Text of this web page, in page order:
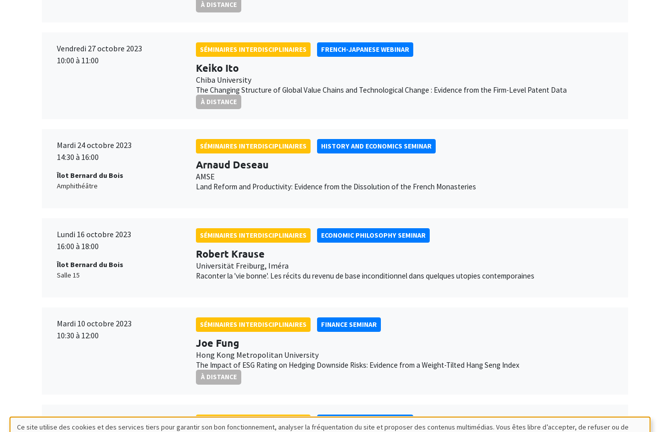
À DISTANCE
Vendredi 27 octobre 2023
10:00 à 11:00
SÉMINAIRES INTERDISCIPLINAIRES FRENCH-JAPANESE WEBINAR
Keiko Ito
Chiba University
The Changing Structure of Global Value Chains and Technological Change : Evidence from the Firm-Level Patent Data
À DISTANCE
Mardi 24 octobre 2023
14:30 à 16:00
Îlot Bernard du Bois
Amphithéâtre
SÉMINAIRES INTERDISCIPLINAIRES HISTORY AND ECONOMICS SEMINAR
Arnaud Deseau
AMSE
Land Reform and Productivity: Evidence from the Dissolution of the French Monasteries
Lundi 16 octobre 2023
16:00 à 18:00
Îlot Bernard du Bois
Salle 15
SÉMINAIRES INTERDISCIPLINAIRES ECONOMIC PHILOSOPHY SEMINAR
Robert Krause
Universität Freiburg, Iméra
Raconter la 'vie bonne'. Les récits du revenu de base inconditionnel dans quelques utopies contemporaines
Mardi 10 octobre 2023
10:30 à 12:00
SÉMINAIRES INTERDISCIPLINAIRES FINANCE SEMINAR
Joe Fung
Hong Kong Metropolitan University
The Impact of ESG Rating on Hedging Downside Risks: Evidence from a Weight-Tilted Hang Seng Index
À DISTANCE
Vendredi 22 septembre 2023
Ce site utilise des cookies et des services tiers pour garantir son bon fonctionnement, analyser la fréquentation du site et proposer des contenus multimédias. Vous êtes libre d’accepter, de refuser ou de